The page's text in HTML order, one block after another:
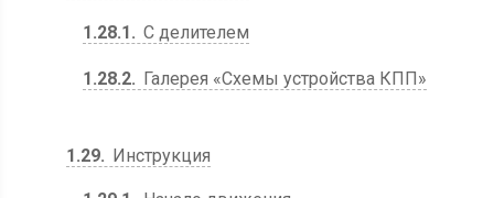
1.28.1 С делителем
1.28.2 Галерея «Схемы устройства КПП»
1.29 Инструкция